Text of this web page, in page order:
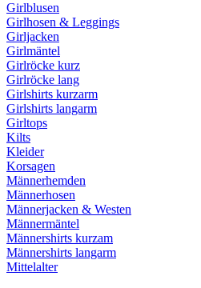
Girlblusen
Girlhosen & Leggings
Girljacken
Girlmäntel
Girlröcke kurz
Girlröcke lang
Girlshirts kurzarm
Girlshirts langarm
Girltops
Kilts
Kleider
Korsagen
Männerhemden
Männerhosen
Männerjacken & Westen
Männermäntel
Männershirts kurzam
Männershirts langarm
Mittelalter